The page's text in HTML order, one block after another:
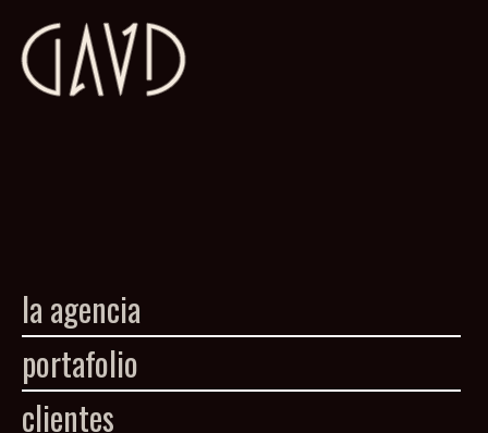
la agencia
portafolio
clientes
©Copyright 1993-2013 Golden Age Visual Developers